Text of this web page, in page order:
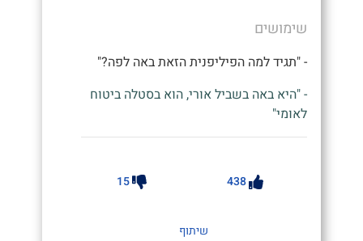
שימושים
- "תגיד למה הפיליפנית הזאת באה לפה?"
- "היא באה בשביל אורי, הוא בסטלה ביטוח
לאומי"
438
15
שיתוף